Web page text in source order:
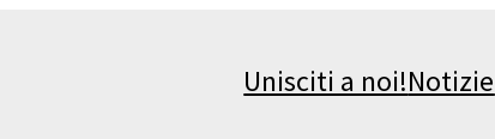
Unisciti a noi!Notizie